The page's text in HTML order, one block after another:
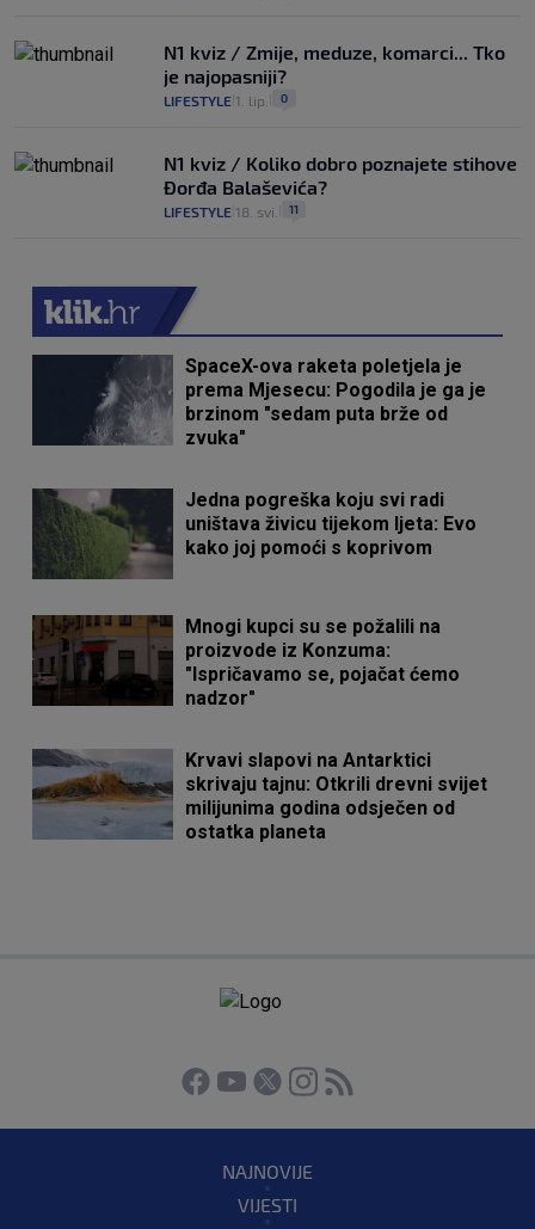
N1 kviz / Zmije, meduze, komarci... Tko
je najopasniji?
LIFESTYLE 1. lip. 0
N1 kviz / Koliko dobro poznajete stihove
Đorđa Balaševića?
LIFESTYLE 18. svi. 11
SpaceX-ova raketa poletjela je
prema Mjesecu: Pogodila je ga je
brzinom "sedam puta brže od
zvuka"
Jedna pogreška koju svi radi
uništava živicu tijekom ljeta: Evo
kako joj pomoći s koprivom
Mnogi kupci su se požalili na
proizvode iz Konzuma:
"Ispričavamo se, pojačat ćemo
nadzor"
Krvavi slapovi na Antarktici
skrivaju tajnu: Otkrili drevni svijet
milijunima godina odsječen od
ostatka planeta
NAJNOVIJE
VIJESTI